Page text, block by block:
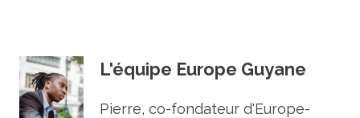
L'équipe Europe Guyane
Pierre, co-fondateur d'Europe-